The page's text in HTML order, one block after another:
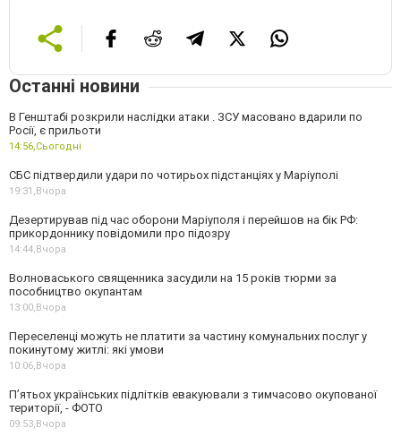
Останні новини
В Генштабі розкрили наслідки атаки . ЗСУ масовано вдарили по
Росії, є прильоти
14:56,Сьогодні
СБС підтвердили удари по чотирьох підстанціях у Маріуполі
19:31,Вчора
Дезертирував під час оборони Маріуполя і перейшов на бік РФ:
прикордоннику повідомили про підозру
14:44,Вчора
Волноваського священника засудили на 15 років тюрми за
пособництво окупантам
13:00,Вчора
Переселенці можуть не платити за частину комунальних послуг у
покинутому житлі: які умови
10:06,Вчора
П’ятьох українських підлітків евакуювали з тимчасово окупованої
території, - ФОТО
09:53,Вчора